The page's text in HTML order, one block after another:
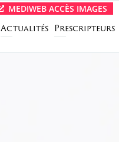
MEDIWEB ACCÈS IMAGES
Actualités Prescripteurs